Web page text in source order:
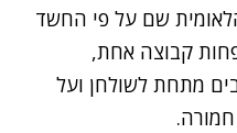
שם על פי החשד
קבוצה אחת,
מתחת לשולחן ועל